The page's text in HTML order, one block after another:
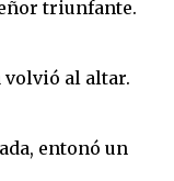
triunfante.
volvió al altar.
entonó un